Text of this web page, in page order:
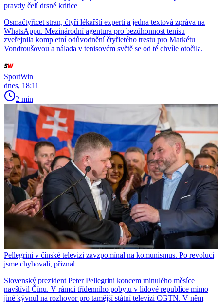
pravdy čelí drsné kritice
Osmačtyřicet stran, čtyři lékařští experti a jedna textová zpráva na
WhatsAppu. Mezinárodní agentura pro bezúhonnost tenisu
zveřejnila kompletní odůvodnění čtyřletého trestu pro Markétu
Vondroušovou a nálada v tenisovém světě se od té chvíle otočila.
SportWin
dnes, 18:11
2 min
Pellegrini v čínské televizi zavzpomínal na komunismus. Po revoluci
jsme chybovali, přiznal
Slovenský prezident Peter Pellegrini koncem minulého měsíce
navštívil Čínu. V rámci třídenního pobytu v lidové republice mimo
jiné kývnul na rozhovor pro tamější státní televizi CGTN. V něm